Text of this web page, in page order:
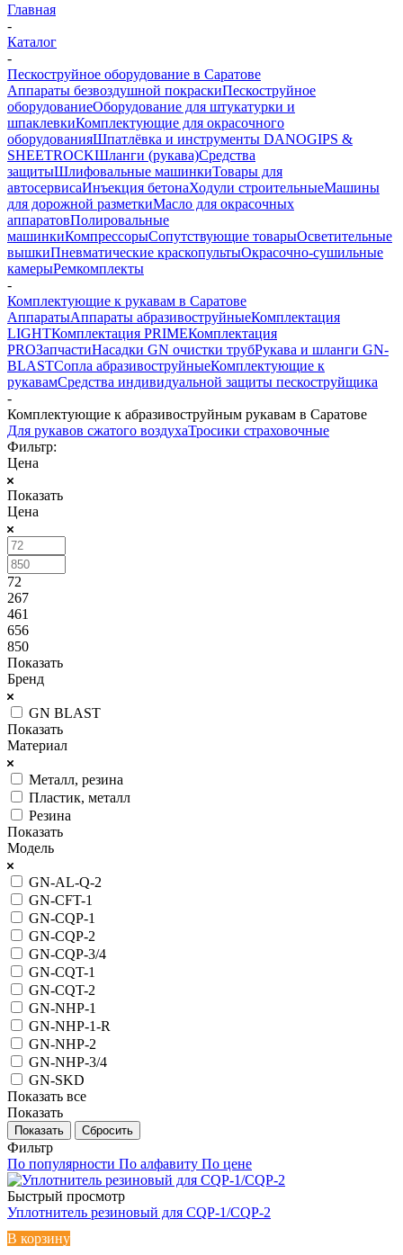
Главная
-
Каталог
-
Пескоструйное оборудование в Саратове
Аппараты безвоздушной покраскиПескоструйное
оборудованиеОборудование для штукатурки и
шпаклевкиКомплектующие для окрасочного
оборудованияШпатлёвка и инструменты DANOGIPS &
SHEETROCKШланги (рукава)Средства
защитыШлифовальные машинкиТовары для
автосервисаИнъекция бетонаХодули строительныеМашины
для дорожной разметкиМасло для окрасочных
аппаратовПолировальные
машинкиКомпрессорыСопутствующие товарыОсветительные
вышкиПневматические краскопультыОкрасочно-сушильные
камерыРемкомплекты
-
Комплектующие к рукавам в Саратове
АппаратыАппараты абразивоструйныеКомплектация
LIGHTКомплектация PRIMEКомплектация
PROЗапчастиНасадки GN очистки трубРукава и шланги GN-
BLASTСопла абразивоструйныеКомплектующие к
рукавамСредства индивидуальной защиты пескоструйщика
-
Комплектующие к абразивоструйным рукавам в Саратове
Для рукавов сжатого воздухаТросики страховочные
Фильтр:
Цена
Показать
Цена
72
267
461
656
850
Показать
Бренд
GN BLAST
Показать
Материал
Металл, резина
Пластик, металл
Резина
Показать
Модель
GN-AL-Q-2
GN-CFT-1
GN-CQP-1
GN-CQP-2
GN-CQP-3/4
GN-CQT-1
GN-CQT-2
GN-NHP-1
GN-NHP-1-R
GN-NHP-2
GN-NHP-3/4
GN-SKD
Показать все
Показать
Сбросить
Фильтр
По популярности По алфавиту По цене
Быстрый просмотр
Уплотнитель резиновый для CQP-1/CQP-2
В корзину